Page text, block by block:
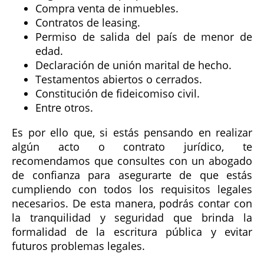
Compra venta de inmuebles.
Contratos de leasing.
Permiso de salida del país de menor de
edad.
Declaración de unión marital de hecho.
Testamentos abiertos o cerrados.
Constitución de fideicomiso civil.
Entre otros.
Es por ello que, si estás pensando en realizar
algún acto o contrato jurídico, te
recomendamos que consultes con un abogado
de confianza para asegurarte de que estás
cumpliendo con todos los requisitos legales
necesarios. De esta manera, podrás contar con
la tranquilidad y seguridad que brinda la
formalidad de la escritura pública y evitar
futuros problemas legales.